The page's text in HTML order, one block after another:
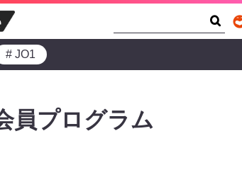
# JO1
員プログラム